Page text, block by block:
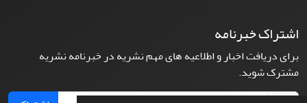
اشتراک خبرنامه
برای دریافت اخبار و اطلاعیه های مهم نشریه در خبرنامه نشریه
مشترک شوید.